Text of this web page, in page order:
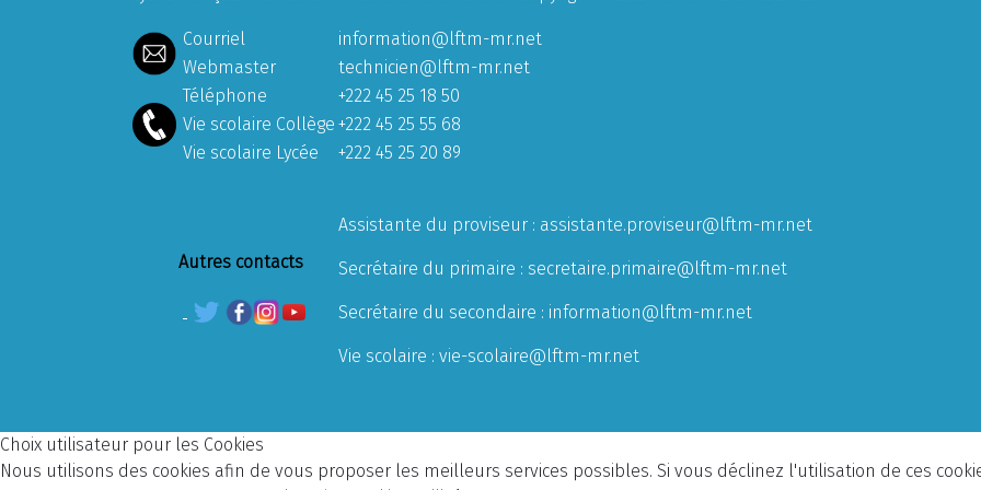
Courriel
information@lftm-mr.net
Webmaster
technicien@lftm-mr.net
Téléphone
+222 45 25 18 50
Vie scolaire Collège +222 45 25 55 68
Vie scolaire Lycée
+222 45 25 20 89
Autres contacts
Assistante du proviseur : assistante.proviseur@lftm-mr.net
Secrétaire du primaire : secretaire.primaire@lftm-mr.net
Secrétaire du secondaire : information@lftm-mr.net
Vie scolaire : vie-scolaire@lftm-mr.net
Choix utilisateur pour les Cookies
Nous utilisons des cookies afin de vous proposer les meilleurs services possibles. Si vous déclinez l'utilisation de ces